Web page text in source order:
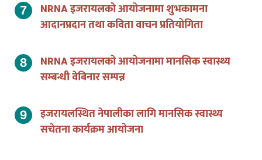
NRNA इजरायलको आयोजनामा शुभकामना
आदानप्रदान तथा कविता वाचन प्रतियोगिता
NRNA इजरायलको आयोजनामा मानसिक स्वास्थ्य
सम्बन्धी वेबिनार सम्पन्न
इजरायलस्थित नेपालीका लागि मानसिक स्वास्थ्य
सचेतना कार्यक्रम आयोजना